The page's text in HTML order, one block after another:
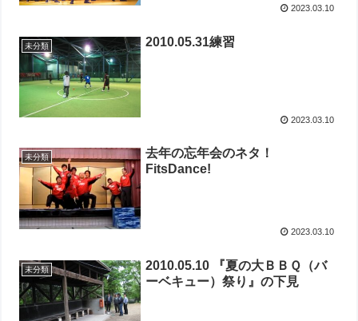
2023.03.10
未分類 2010.05.31練習
2023.03.10
未分類
去年の忘年会のネタ！
FitsDance!
2023.03.10
未分類
2010.05.10 『夏の大ＢＢＱ（バ
ーベキュー）祭り』の下見